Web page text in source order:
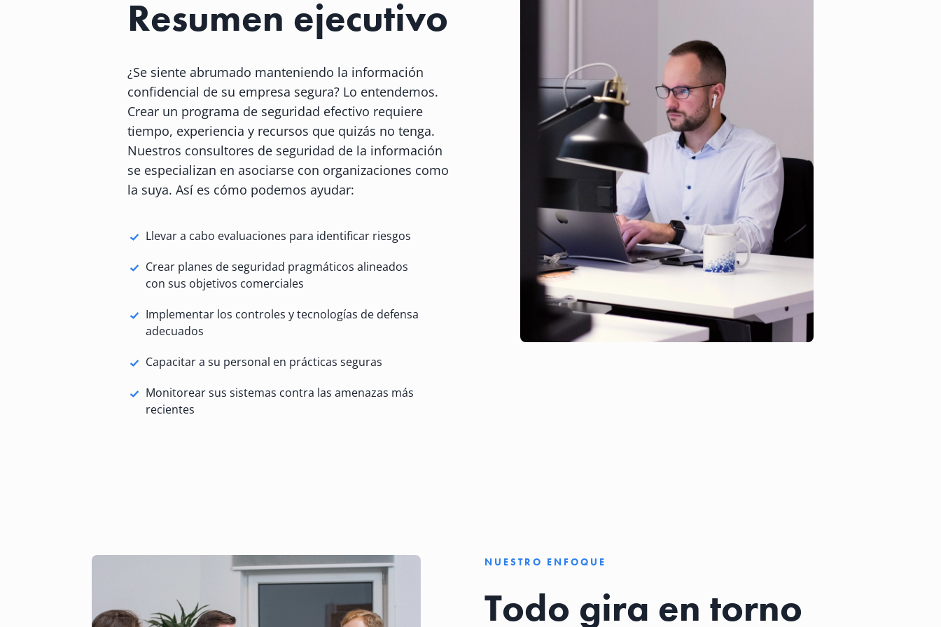
Resumen ejecutivo
¿Se siente abrumado manteniendo la información
confidencial de su empresa segura? Lo entendemos.
Crear un programa de seguridad efectivo requiere
tiempo, experiencia y recursos que quizás no tenga.
Nuestros consultores de seguridad de la información
se especializan en asociarse con organizaciones como
la suya. Así es cómo podemos ayudar:
Llevar a cabo evaluaciones para identificar riesgos
Crear planes de seguridad pragmáticos alineados
con sus objetivos comerciales
Implementar los controles y tecnologías de defensa
adecuados
Capacitar a su personal en prácticas seguras
Monitorear sus sistemas contra las amenazas más
recientes
NUESTRO ENFOQUE
Todo gira en torno